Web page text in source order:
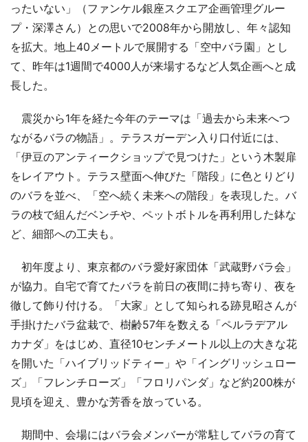
ったいない」（ファンケル銀座スクエア企画管理グルー
プ・深澤さん）との思いで2008年から開放し、年々認知
を拡大。地上40メートルで展開する「空中バラ園」とし
て、昨年は1週間で4000人が来場するなど人気企画へと成
長した。
震災から1年を経た今年のテーマは「過去から未来へつ
ながるバラの物語」。テラスガーデン入り口付近には、
「伊豆のアンティークショップで見つけた」という木製扉
をレイアウト。テラス壁面へ伸びた「階段」に色とりどり
のバラを並べ、「空へ続く未来への階段」を表現した。バ
ラの枝で組んだベンチや、ペットボトルを再利用した鉢な
ど、細部への工夫も。
初年度より、東京都のバラ愛好家団体「武蔵野バラ会」
が協力。自宅で育てたバラを前日の夜間に持ち寄り、夜を
徹して飾り付ける。「大家」として知られる跡見昭さんが
手掛けたバラ盆栽で、樹齢57年を数える「ペルラデアル
カナダ」をはじめ、直径10センチメートル以上の大きな花
を開いた「ハイブリッドティー」や「イングリッシュロー
ズ」「フレンチローズ」「フロリパンダ」など約200株が
見頃を迎え、豊かな芳香を放っている。
期間中、会場にはバラ会メンバーが常駐してバラの育て